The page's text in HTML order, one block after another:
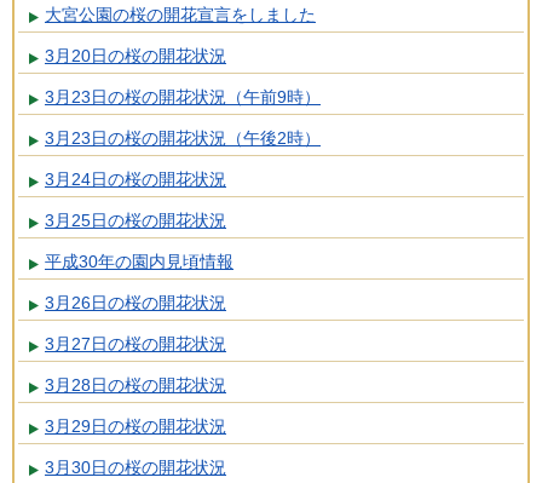
大宮公園の桜の開花宣言をしました
3月20日の桜の開花状況
3月23日の桜の開花状況（午前9時）
3月23日の桜の開花状況（午後2時）
3月24日の桜の開花状況
3月25日の桜の開花状況
平成30年の園内見頃情報
3月26日の桜の開花状況
3月27日の桜の開花状況
3月28日の桜の開花状況
3月29日の桜の開花状況
3月30日の桜の開花状況